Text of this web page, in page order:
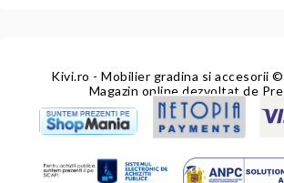
Kivi.ro - Mobilier gradina si accesorii ©
Magazin online dezvoltat de